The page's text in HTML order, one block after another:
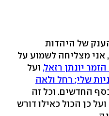
של היהדות
אני מצליחה לשמוע על
יונתן רזאל, ועל
שלי; רחל ולאה
החדשים. וכל זה
כן הכול כאילו דורש